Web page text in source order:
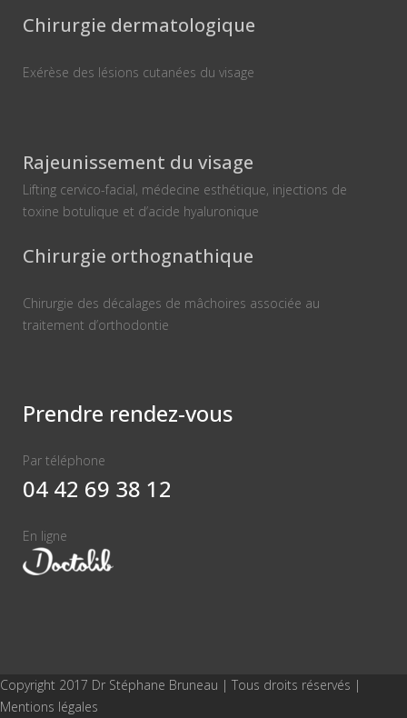
Chirurgie dermatologique
Exérèse des lésions cutanées du visage
Rajeunissement du visage
Lifting cervico-facial, médecine esthétique, injections de
toxine botulique et d’acide hyaluronique
Chirurgie orthognathique
Chirurgie des décalages de mâchoires associée au
traitement d’orthodontie
Prendre rendez-vous
Par téléphone
04 42 69 38 12
En ligne
Copyright 2017 Dr Stéphane Bruneau | Tous droits réservés |
Mentions légales